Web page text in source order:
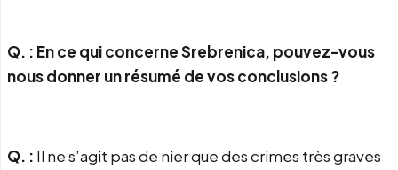
Q. : En ce qui concerne Srebrenica, pouvez-vous
nous donner un résumé de vos conclusions ?
Q. : Il ne s’agit pas de nier que des crimes très graves